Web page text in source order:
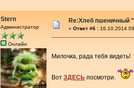
Stern
Администратор
Онлайн
Re:Хлеб пшеничный
« Ответ #6 : 16.10.2014
Милочка, рада тебя видеть!
Вот ЗДЕСЬ посмотри.